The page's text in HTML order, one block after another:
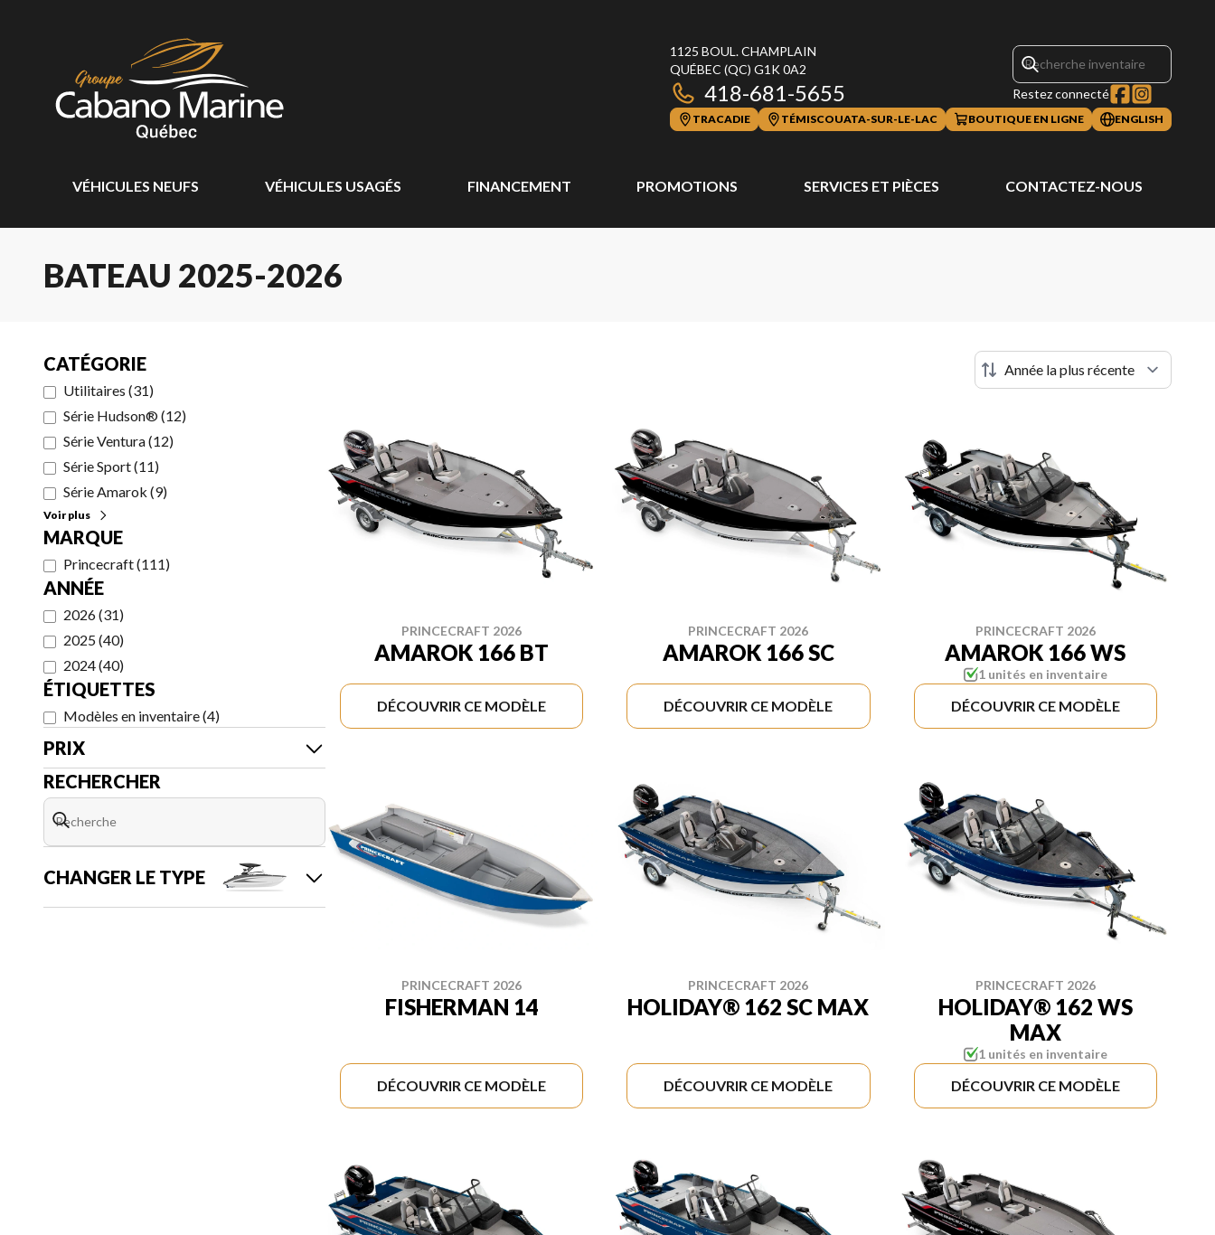
1125 BOUL. CHAMPLAIN
QUÉBEC (QC) G1K 0A2
418-681-5655 Restez connecté
TRACADIE TÉMISCOUATA-SUR-LE-LAC BOUTIQUE EN LIGNE ENGLISH
VÉHICULES NEUFS VÉHICULES USAGÉS FINANCEMENT PROMOTIONS SERVICES ET PIÈCES CONTACTEZ-NOUS
BATEAU 2025-2026
CATÉGORIE
Utilitaires (31)
Série Hudson® (12)
Série Ventura(12)
Série Sport(11)
Série Amarok (9)
Voir plus
MARQUE
Princecraft(111)
ANNÉE
2026(31)
2025(40)
2024(40)
ÉTIQUETTES
Modèles en inventaire(4)
PRIX
RECHERCHER
CHANGER LE TYPE
PRINCECRAFT 2026
AMAROK 166 BT
DÉCOUVRIR CE MODÈLE
PRINCECRAFT 2026
AMAROK 166 SC
DÉCOUVRIR CE MODÈLE
PRINCECRAFT 2026
AMAROK 166 WS
1 unités en inventaire
DÉCOUVRIR CE MODÈLE
PRINCECRAFT 2026
FISHERMAN 14
DÉCOUVRIR CE MODÈLE
PRINCECRAFT 2026
HOLIDAY® 162 SC MAX
DÉCOUVRIR CE MODÈLE
PRINCECRAFT 2026
HOLIDAY® 162 WS
MAX
1 unités en inventaire
DÉCOUVRIR CE MODÈLE